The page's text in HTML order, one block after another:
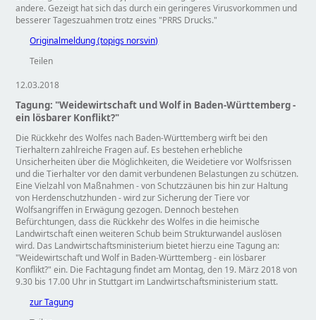
andere. Gezeigt hat sich das durch ein geringeres Virusvorkommen und
besserer Tageszuahmen trotz eines PRRS Drucks.
Originalmeldung (topigs norsvin)
Teilen
12.03.2018
Tagung: "Weidewirtschaft und Wolf in Baden-Württemberg -
ein lösbarer Konflikt?"
Die Rückkehr des Wolfes nach Baden-Württemberg wirft bei den
Tierhaltern zahlreiche Fragen auf. Es bestehen erhebliche
Unsicherheiten über die Möglichkeiten, die Weidetiere vor Wolfsrissen
und die Tierhalter vor den damit verbundenen Belastungen zu schützen.
Eine Vielzahl von Maßnahmen - von Schutzzäunen bis hin zur Haltung
von Herdenschutzhunden - wird zur Sicherung der Tiere vor
Wolfsangriffen in Erwägung gezogen. Dennoch bestehen
Befürchtungen, dass die Rückkehr des Wolfes in die heimische
Landwirtschaft einen weiteren Schub beim Strukturwandel auslösen
wird. Das Landwirtschaftsministerium bietet hierzu eine Tagung an:
Weidewirtschaft und Wolf in Baden-Württemberg - ein lösbarer
Konflikt? ein. Die Fachtagung findet am Montag, den 19. März 2018 von
9.30 bis 17.00 Uhr in Stuttgart im Landwirtschaftsministerium statt.
zur Tagung